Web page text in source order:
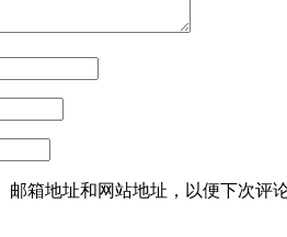
箱地址和网站地址，以便下次评论